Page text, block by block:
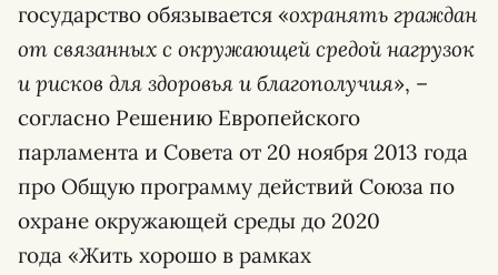
государство обязывается «охранять граждан
от связанных с окружающей средой нагрузок
и рисков для здоровья и благополучия», –
согласно Решению Европейского
парламента и Совета от 20 ноября 2013 года
про Общую программу действий Союза по
охране окружающей среды до 2020
года «Жить хорошо в рамках